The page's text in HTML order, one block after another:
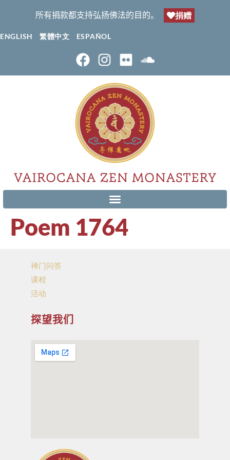
所有捐款都支持弘扬佛法的目的。 捐赠
ENGLISH 繁體中文 ESPAÑOL
Poem 1764
禅门问答
课程
活动
探望我们